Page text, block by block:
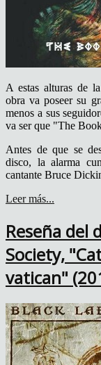
A estas alturas de
obra va poseer su
menos a sus
va ser que "The
Antes de que se
disco, la alarma
cantante Bruce
Leer más...
Reseña del
Society,
vatican"